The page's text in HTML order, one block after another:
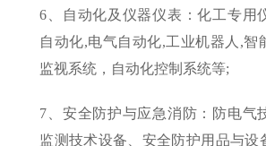
6、自动化及仪器仪表：化工专用
自动化,电气自动化,工业机器人,智
监视系统，自动化控制系统等;
7、安全防护与应急消防：防电气
监测技术设备、安全防护用品与设